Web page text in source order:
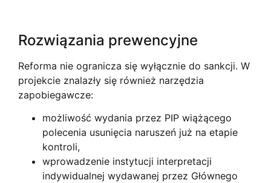
Rozwiązania prewencyjne
Reforma nie ogranicza się wyłącznie do sankcji. W
projekcie znalazły się również narzędzia
zapobiegawcze:
możliwość wydania przez PIP wiążącego
polecenia usunięcia naruszeń już na etapie
kontroli,
wprowadzenie instytucji interpretacji
indywidualnej wydawanej przez Głównego